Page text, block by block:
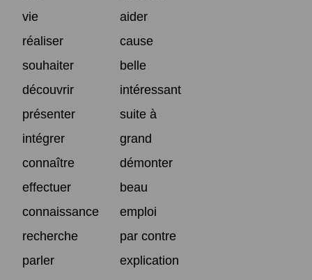
vie
aider
réaliser
cause
souhaiter
belle
découvrir
intéressant
présenter
suite à
intégrer
grand
connaître
démonter
effectuer
beau
connaissance
emploi
recherche
par contre
parler
explication